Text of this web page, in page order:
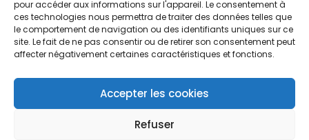
pour accéder aux informations sur l'appareil. Le consentement à
ces technologies nous permettra de traiter des données telles que
le comportement de navigation ou des identifiants uniques sur ce
site. Le fait de ne pas consentir ou de retirer son consentement peut
affecter négativement certaines caractéristiques et fonctions.
Accepter les cookies
Refuser
© Azergo 2026 - Tous droits réservés
Protection des données